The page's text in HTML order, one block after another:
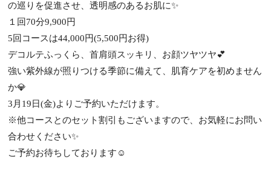
の巡りを促進させ、透明感のあるお肌に✨
１回70分9,900円
5回コースは44,000円(5,500円お得)
デコルテふっくら、首肩頭スッキリ、お顔ツヤツヤ💕
強い紫外線が照りつける季節に備えて、肌育ケアを初めません
か💎
3月19日(金)よりご予約いただけます。
※他コースとのセット割引もございますので、お気軽にお問い
合わせください✨
ご予約お待ちしております☺️